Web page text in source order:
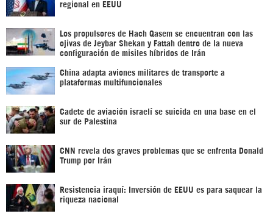
regional en EEUU
Los propulsores de Hach Qasem se encuentran con las
ojivas de Jeybar Shekan y Fattah dentro de la nueva
configuración de misiles híbridos de Irán
China adapta aviones militares de transporte a
plataformas multifuncionales
Cadete de aviación israelí se suicida en una base en el
sur de Palestina
CNN revela dos graves problemas que se enfrenta Donald
Trump por Irán
Resistencia iraquí: Inversión de EEUU es para saquear la
riqueza nacional